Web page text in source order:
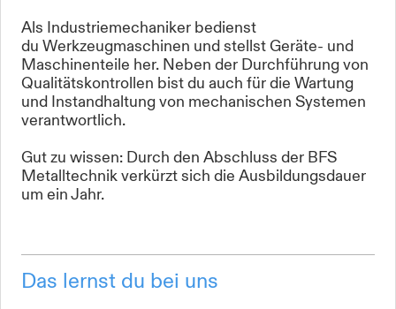
Als Industriemechaniker bedienst
du Werkzeugmaschinen und stellst Geräte- und
Maschinenteile her. Neben der Durchführung von
Qualitätskontrollen bist du auch für die Wartung
und Instandhaltung von mechanischen Systemen
verantwortlich.
Gut zu wissen: Durch den Abschluss der BFS
Metalltechnik verkürzt sich die Ausbildungsdauer
um ein Jahr.
Das lernst du bei uns